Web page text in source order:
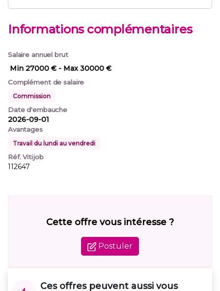
Informations complémentaires
Salaire annuel brut
Min 27000 € - Max 30000 €
Complément de salaire
Commission
Date d'embauche
2026-09-01
Avantages
Travail du lundi au vendredi
Réf. Vitijob
112647
Cette offre vous intéresse ?
Postuler
Ces offres peuvent aussi vous